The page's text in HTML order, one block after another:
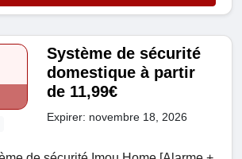
Système de sécurité
domestique à partir
de 11,99€
Expirer: novembre 18, 2026